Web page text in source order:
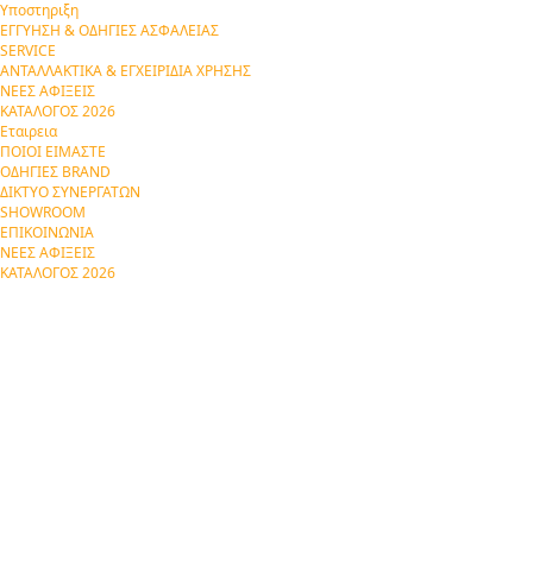
Υποστηριξη
ΕΓΓΥΗΣΗ & ΟΔΗΓΙΕΣ ΑΣΦΑΛΕΙΑΣ
SERVICE
ΑΝΤΑΛΛΑΚΤΙΚΑ & ΕΓΧΕΙΡΙΔΙΑ ΧΡΗΣΗΣ
ΝΕΕΣ ΑΦΙΞΕΙΣ
ΚΑΤΑΛΟΓΟΣ 2026
Εταιρεια
ΠΟΙΟΙ ΕΙΜΑΣΤΕ
ΟΔΗΓΙΕΣ BRAND
ΔΙΚΤΥΟ ΣΥΝΕΡΓΑΤΩΝ
SHOWROOM
ΕΠΙΚΟΙΝΩΝΙΑ
ΝΕΕΣ ΑΦΙΞΕΙΣ
ΚΑΤΑΛΟΓΟΣ 2026